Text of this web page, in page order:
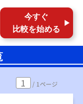
今すぐ
比較を始める
1 / 1ページ